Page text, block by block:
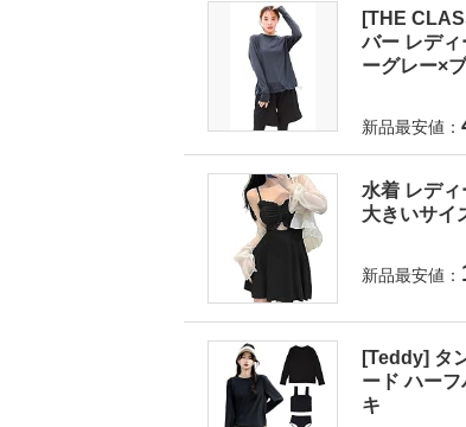
[THE
バー レデ
ーグレー×
新品最安値：
水着 レデ
大きいサイ
新品最安値：
[Teddy] タ
ード ハー
キ